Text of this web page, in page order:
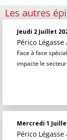
Les autres
Jeudi 2 Juillet
Périco Légasse
Face à face
impacte le
Mercredi 1
Périco Légasse